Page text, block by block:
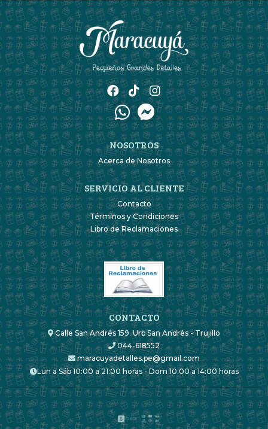
NOSOTROS
Acerca de Nosotros
SERVICIO AL CLIENTE
Contacto
Términos y Condiciones
Libro de Reclamaciones
CONTACTO
Calle San Andrés 159. Urb San Andrés - Trujillo
044-618552
maracuyadetalles.pe@gmail.com
Lun a Sáb 10:00 a 21:00 horas - Dom 10:00 a 14:00 horas